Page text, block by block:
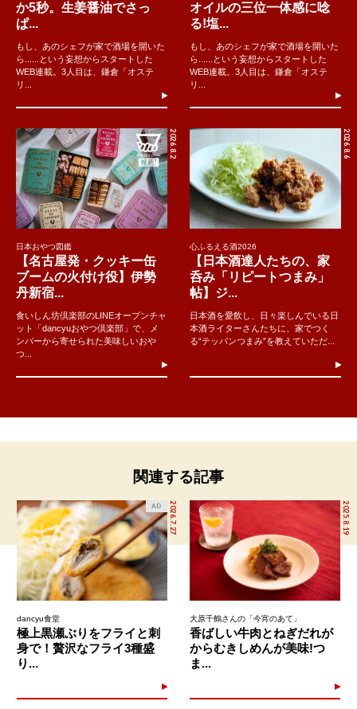
か5秒。生姜醤油でさっ
ぱ...
もし、あのシェフが家で酒場を開いた
ら......という妄想からスタートした
WEB連載。3人目は、鎌倉「オステ
リ...
オイルの三位一体感に唸
る!塩...
もし、あのシェフが家で酒場を開いた
ら......という妄想からスタートした
WEB連載。3人目は、鎌倉「オステ
リ...
2026.8.2
日本おやつ図鑑
【名古屋発・クッキー缶
ブームの火付け役】伊勢
丹新宿...
食いしん坊倶楽部のLINEオープンチャ
ット「dancyuおやつ倶楽部」で、メ
ンバーから寄せられた美味しいおや
つ...
2026.8.6
心ふるえる酒2026
【日本酒達人たちの、家
呑み「リピートつまみ」
帖】ジ...
日本酒を愛飲し、日々楽しんでいる日
本酒ライターさんたちに、家でつく
る“テッパンつまみ”を教えていただ...
関連する記事
2026.7.27
AD
dancyu食堂
極上黒瀬ぶりをフライと刺
身で！贅沢なフライ3種盛
り...
2025.8.19
大原千鶴さんの「今宵のあて」
香ばしい牛肉とねぎだれが
からむきしめんが美味!つ
ま...